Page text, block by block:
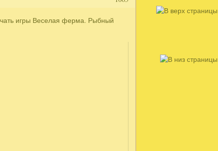
игры Веселая ферма. Рыбный